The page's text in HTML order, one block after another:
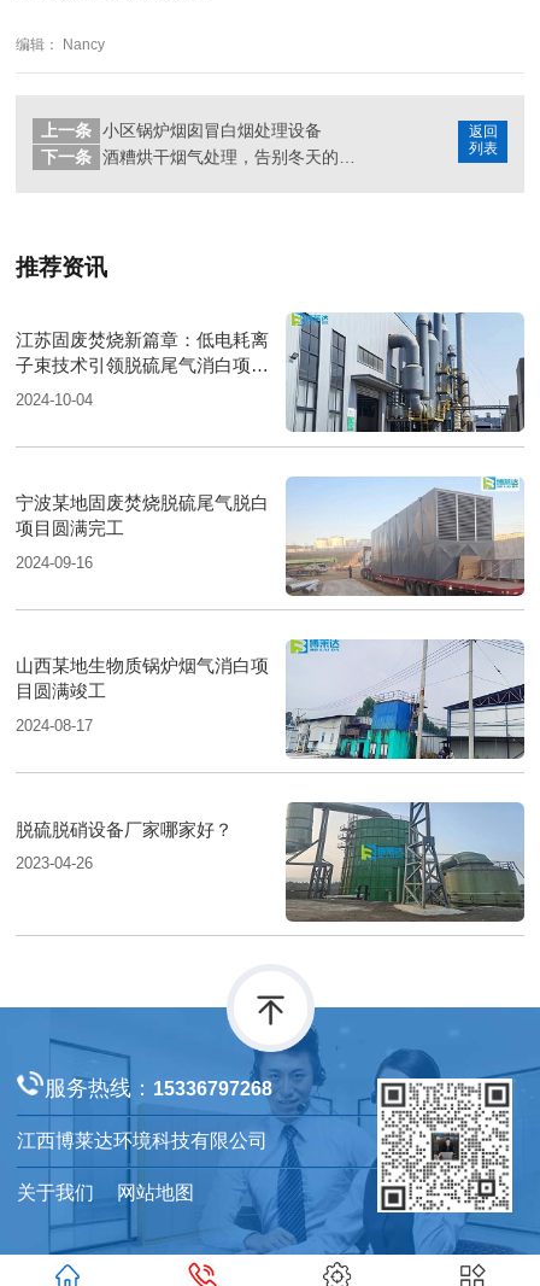
编辑： Nancy
返回
列表
上一条 小区锅炉烟囱冒白烟处理设备
下一条
推荐资讯
江苏固废焚烧新篇章：低电耗离
子束技术引领脱硫尾气消白项目
圆满落成
2024-10-04
宁波某地固废焚烧脱硫尾气脱白
项目圆满完工
2024-09-16
山西某地生物质锅炉烟气消白项
目圆满竣工
2024-08-17
脱硫脱硝设备厂家哪家好？
2023-04-26
服务热线： 15336797268
江西博莱达环境科技有限公司
关于我们 网站地图